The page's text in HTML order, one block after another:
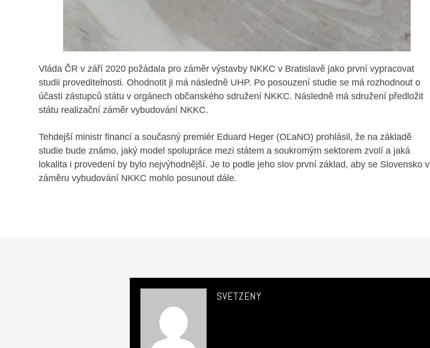
Vláda ČR v září 2020 požádala pro záměr výstavby NKKC v Bratislavě jako první vypracovat
studii proveditelnosti. Ohodnotit ji má následně UHP. Po posouzení studie se má rozhodnout o
účasti zástupců státu v orgánech občanského sdružení NKKC. Následně má sdružení předložit
státu realizační záměr vybudování NKKC.
Tehdejší ministr financí a současný premiér Eduard Heger (OĽaNO) prohlásil, že na základě
studie bude známo, jaký model spolupráce mezi státem a soukromým sektorem zvolí a jaká
lokalita i provedení by bylo nejvýhodnější. Je to podle jeho slov první základ, aby se Slovensko v
záměru vybudování NKKC mohlo posunout dále.
SVETZENY